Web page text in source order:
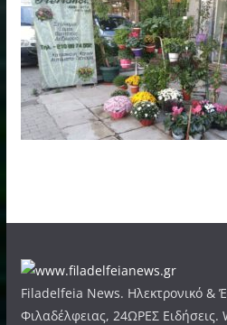
Filadelfeia News. Ηλεκτρονικό &
Φιλαδέλφειας, 24ΩΡΕΣ Ειδήσεις.